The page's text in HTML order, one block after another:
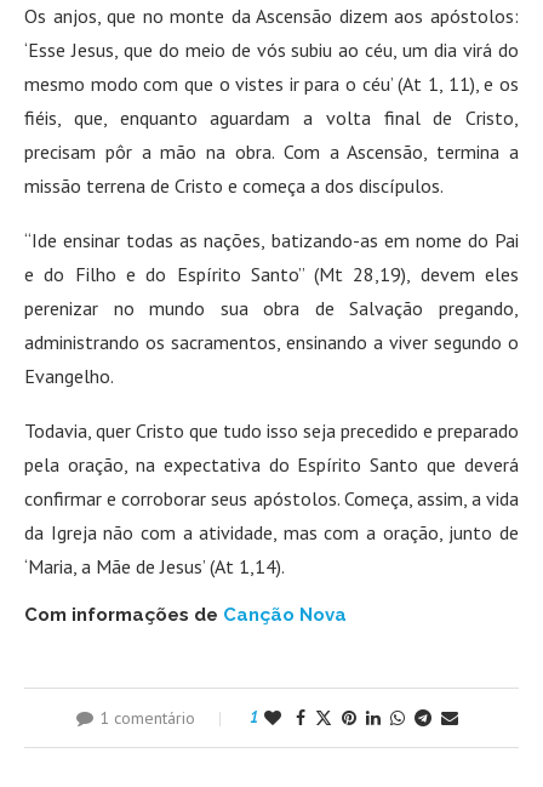
Os anjos, que no monte da Ascensão dizem aos apóstolos:
‘Esse Jesus, que do meio de vós subiu ao céu, um dia virá do
mesmo modo com que o vistes ir para o céu’ (At 1, 11), e os
fiéis, que, enquanto aguardam a volta final de Cristo,
precisam pôr a mão na obra. Com a Ascensão, termina a
missão terrena de Cristo e começa a dos discípulos.
“Ide ensinar todas as nações, batizando-as em nome do Pai
e do Filho e do Espírito Santo” (Mt 28,19), devem eles
perenizar no mundo sua obra de Salvação pregando,
administrando os sacramentos, ensinando a viver segundo o
Evangelho.
Todavia, quer Cristo que tudo isso seja precedido e preparado
pela oração, na expectativa do Espírito Santo que deverá
confirmar e corroborar seus apóstolos. Começa, assim, a vida
da Igreja não com a atividade, mas com a oração, junto de
‘Maria, a Mãe de Jesus’ (At 1,14).
Com informações de Canção Nova
1 comentário 1